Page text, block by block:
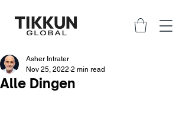
Alle Dingen
Asher Intrater
Nov 25, 2022 2 min read